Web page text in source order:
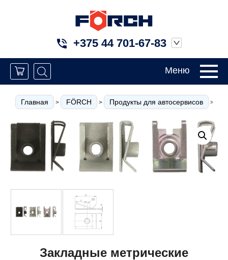
+375 44 701-67-83
Меню
Главная > FÖRCH > Продукты для автосервисов >
Закладные метрические